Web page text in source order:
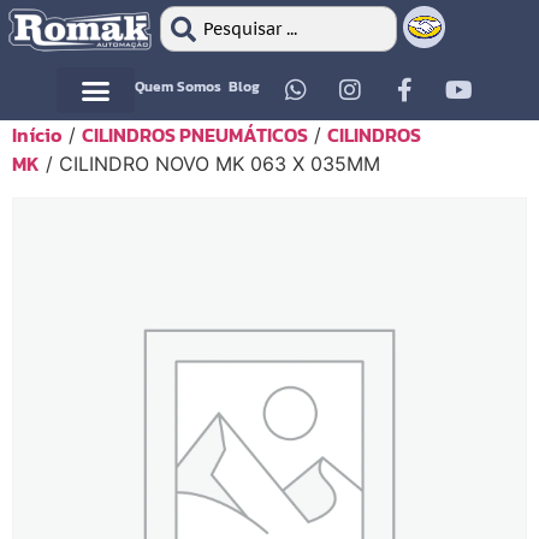
Quem Somos Blog
Início / CILINDROS PNEUMÁTICOS / CILINDROS
MK / CILINDRO NOVO MK 063 X 035MM